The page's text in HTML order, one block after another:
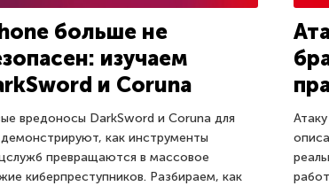
больше не
изучаем
и Coruna
вредоносы DarkSword и Coruna для
как инструменты
превращаются в массовое
киберпреступников. Разбираем, как